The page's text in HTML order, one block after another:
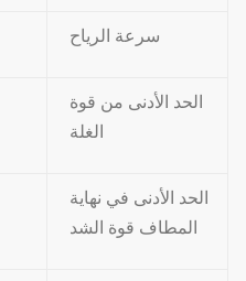
سرعة الرياح
الحد الأدنى من قوة
الغلة
الحد الأدنى في نهاية
المطاف قوة الشد